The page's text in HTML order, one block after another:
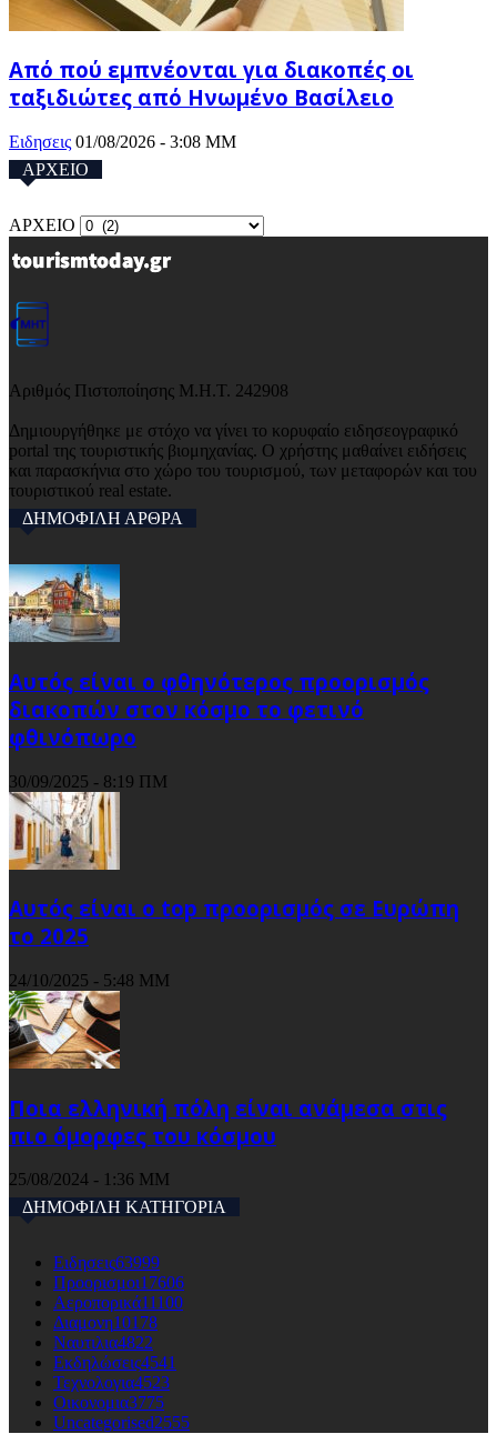
Από πού εμπνέονται για διακοπές οι
ταξιδιώτες από Ηνωμένο Βασίλειο
Ειδησεις 01/08/2026 - 3:08 ΜΜ
ΑΡΧΕΙΟ
ΑΡΧΕΙΟ
Αριθμός Πιστοποίησης Μ.Η.Τ. 242908
Δημιουργήθηκε με στόχο να γίνει το κορυφαίο ειδησεογραφικό
portal της τουριστικής βιομηχανίας. Ο χρήστης μαθαίνει ειδήσεις
και παρασκήνια στο χώρο του τουρισμού, των μεταφορών και του
τουριστικού real estate.
ΔΗΜΟΦΙΛΗ ΑΡΘΡΑ
Αυτός είναι ο φθηνότερος προορισμός
διακοπών στον κόσμο το φετινό
φθινόπωρο
30/09/2025 - 8:19 ΠΜ
Αυτός είναι ο top προορισμός σε Ευρώπη
το 2025
24/10/2025 - 5:48 ΜΜ
Ποια ελληνική πόλη είναι ανάμεσα στις
πιο όμορφες του κόσμου
25/08/2024 - 1:36 ΜΜ
ΔΗΜΟΦΙΛΗ ΚΑΤΗΓΟΡΙΑ
Ειδησεις63999
Προορισμοι17606
Αεροπορικά11100
Διαμονη10178
Ναυτιλια4822
Εκδηλώσεις4541
Τεχνολογια4523
Οικονομια3775
Uncategorised2555